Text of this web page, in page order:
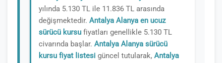
yılında 5.130 TL ile 11.836 TL arasında
değişmektedir. Antalya Alanya en ucuz
sürücü kursu fiyatları genellikle 5.130 TL
civarında başlar. Antalya Alanya sürücü
kursu fiyat listesi güncel tutularak, Antalya